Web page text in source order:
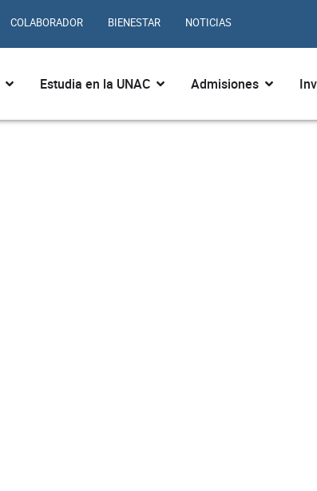
COLABORADOR BIENESTAR NOTICIAS
Abrir ¿Quiénes somos?
Estudia en la UNAC Abrir Estudia en la UNAC
Admisiones Abrir